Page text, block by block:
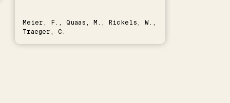
Meier, F., Quaas, M., Rickels, W.,
Traeger, C.